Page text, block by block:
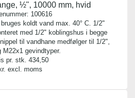
½", 10000 mm, hvid
100616
koldt vand max. 40° C. 1/2"
med 1/2" koblingshus i begge
til vandhane medfølger til 1/2",
M22x1 gevindtyper.
pr. stk. 434,50
kr. excl. moms